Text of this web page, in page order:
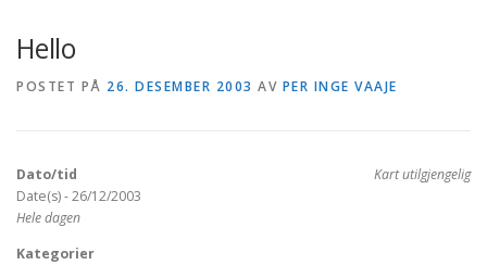
OM GRANLI INFO
Hello
POSTET PÅ 26. DESEMBER 2003 AV PER INGE VAAJE
Kart utilgjengelig
Dato/tid
Date(s) - 26/12/2003
Hele dagen
Kategorier